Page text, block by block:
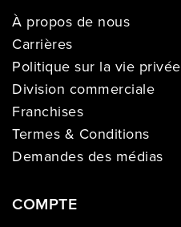
À propos de nous
Carrières
Politique sur la vie privée
Division commerciale
Franchises
Termes & Conditions
Demandes des médias
COMPTE